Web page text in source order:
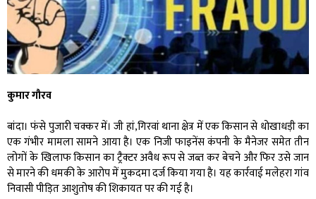
कुमार गौरव
बांदा। फंसे पुजारी चक्कर में। जी हां,गिरवां थाना क्षेत्र में एक किसान से धोखाधड़ी का
एक गंभीर मामला सामने आया है। एक निजी फाइनेंस कंपनी के मैनेजर समेत तीन
लोगों के खिलाफ किसान का ट्रैक्टर अवैध रूप से जब्त कर बेचने और फिर उसे जान
से मारने की धमकी के आरोप में मुकदमा दर्ज किया गया है। यह कार्रवाई मलेहरा गांव
निवासी पीड़ित आशुतोष की शिकायत पर की गई है।